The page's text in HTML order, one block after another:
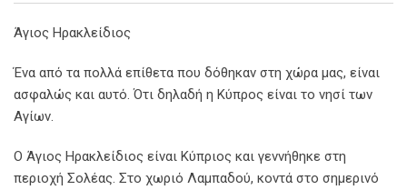
Άγιος Ηρακλείδιος
Ένα από τα πολλά επίθετα που δόθηκαν στη χώρα μας, είναι
ασφαλώς και αυτό. Ότι δηλαδή η Κύπρος είναι το νησί των
Αγίων.
Ο Άγιος Ηρακλείδιος είναι Κύπριος και γεννήθηκε στη
περιοχή Σολέας. Στο χωριό Λαμπαδού, κοντά στο σημερινό